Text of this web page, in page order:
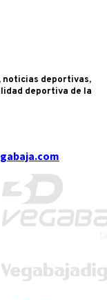
noticias deportivas,
deportiva de la